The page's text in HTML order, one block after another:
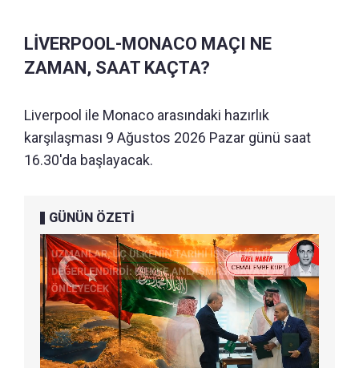
LİVERPOOL-MONACO MAÇI NE
ZAMAN, SAAT KAÇTA?
Liverpool ile Monaco arasındaki hazırlık
karşılaşması 9 Ağustos 2026 Pazar günü saat
16.30'da başlayacak.
GÜNÜN ÖZETİ